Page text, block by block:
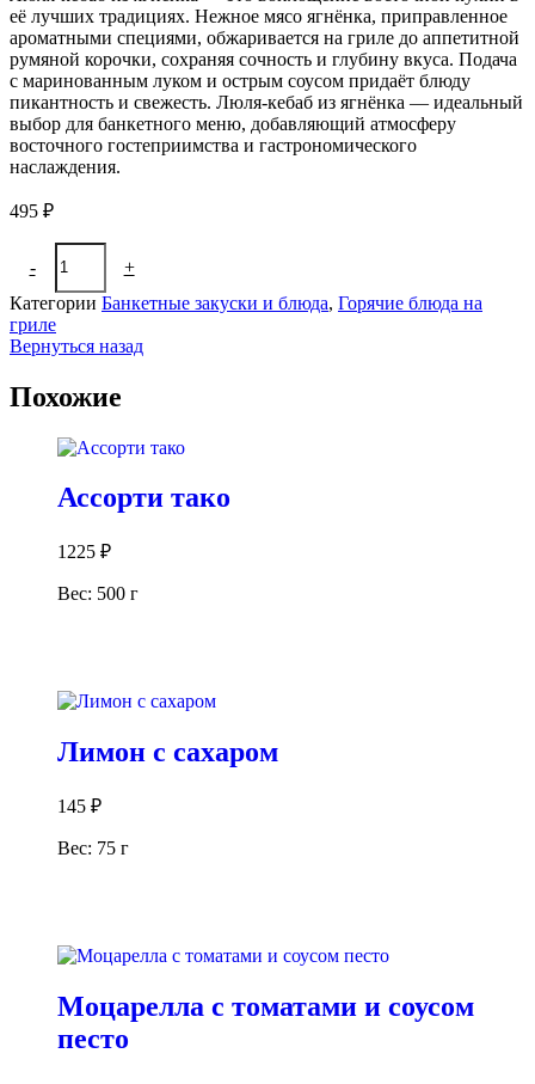
её лучших традициях. Нежное мясо ягнёнка, приправленное
ароматными специями, обжаривается на гриле до аппетитной
румяной корочки, сохраняя сочность и глубину вкуса. Подача
с маринованным луком и острым соусом придаёт блюду
пикантность и свежесть. Люля-кебаб из ягнёнка — идеальный
выбор для банкетного меню, добавляющий атмосферу
восточного гостеприимства и гастрономического
наслаждения.
495 ₽
-
Количество
товара
Люля-
кебаб
из
ягненка
+
Категории Банкетные закуски и блюда, Горячие блюда на
гриле
Вернуться назад
Похожие
Ассорти тако
1225 ₽
Вес: 500 г
Лимон с сахаром
145 ₽
Вес: 75 г
Моцарелла с томатами и соусом
песто